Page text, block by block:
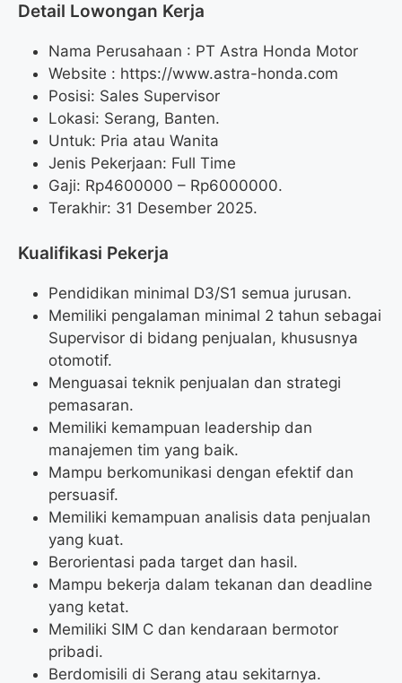
Detail Lowongan Kerja
Nama Perusahaan : PT Astra Honda Motor
Website : https://www.astra-honda.com
Posisi: Sales Supervisor
Lokasi: Serang, Banten.
Untuk: Pria atau Wanita
Jenis Pekerjaan: Full Time
Gaji: Rp4600000 – Rp6000000.
Terakhir: 31 Desember 2025.
Kualifikasi Pekerja
Pendidikan minimal D3/S1 semua jurusan.
Memiliki pengalaman minimal 2 tahun sebagai
Supervisor di bidang penjualan, khususnya
otomotif.
Menguasai teknik penjualan dan strategi
pemasaran.
Memiliki kemampuan leadership dan
manajemen tim yang baik.
Mampu berkomunikasi dengan efektif dan
persuasif.
Memiliki kemampuan analisis data penjualan
yang kuat.
Berorientasi pada target dan hasil.
Mampu bekerja dalam tekanan dan deadline
yang ketat.
Memiliki SIM C dan kendaraan bermotor
pribadi.
Berdomisili di Serang atau sekitarnya.